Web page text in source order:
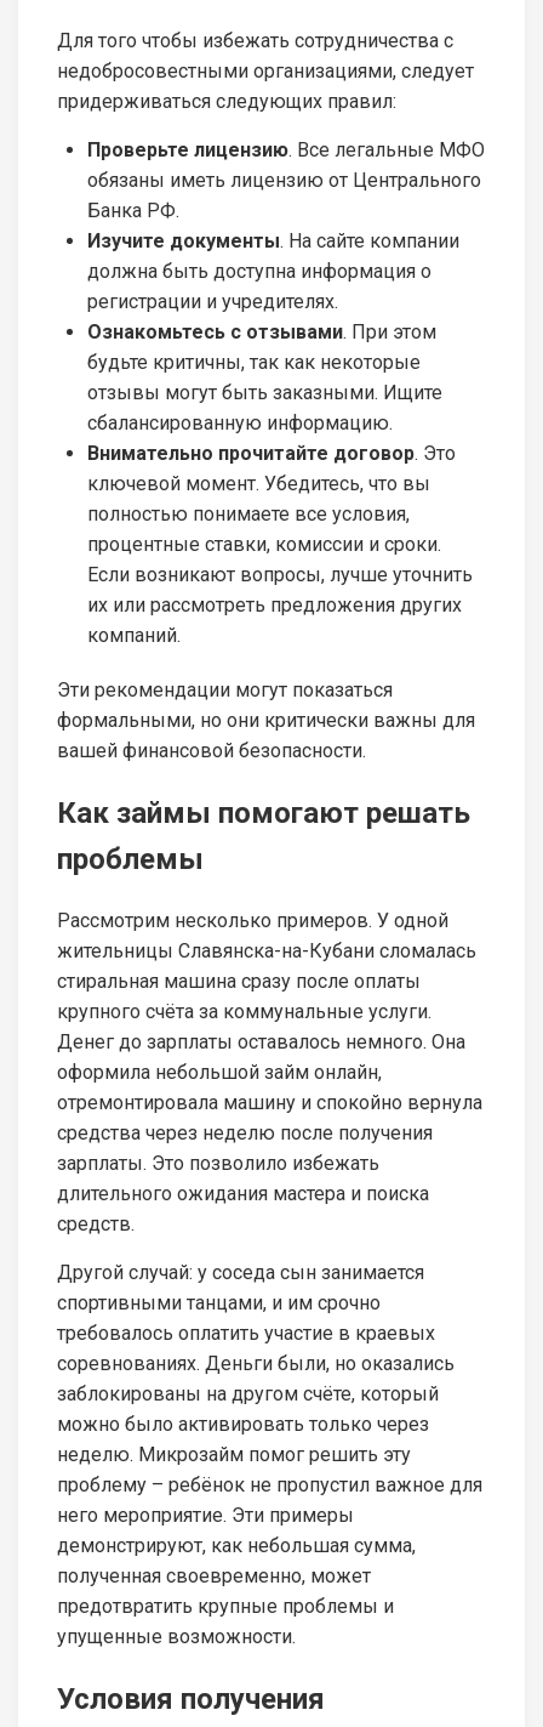
Для того чтобы избежать сотрудничества с
недобросовестными организациями, следует
придерживаться следующих правил:
Проверьте лицензию. Все легальные МФО
обязаны иметь лицензию от Центрального
Банка РФ.
Изучите документы. На сайте компании
должна быть доступна информация о
регистрации и учредителях.
Ознакомьтесь с отзывами. При этом
будьте критичны, так как некоторые
отзывы могут быть заказными. Ищите
сбалансированную информацию.
Внимательно прочитайте договор. Это
ключевой момент. Убедитесь, что вы
полностью понимаете все условия,
процентные ставки, комиссии и сроки.
Если возникают вопросы, лучше уточнить
их или рассмотреть предложения других
компаний.
Эти рекомендации могут показаться
формальными, но они критически важны для
вашей финансовой безопасности.
Как займы помогают решать
проблемы
Рассмотрим несколько примеров. У одной
жительницы Славянска-на-Кубани сломалась
стиральная машина сразу после оплаты
крупного счёта за коммунальные услуги.
Денег до зарплаты оставалось немного. Она
оформила небольшой займ онлайн,
отремонтировала машину и спокойно вернула
средства через неделю после получения
зарплаты. Это позволило избежать
длительного ожидания мастера и поиска
средств.
Другой случай: у соседа сын занимается
спортивными танцами, и им срочно
требовалось оплатить участие в краевых
соревнованиях. Деньги были, но оказались
заблокированы на другом счёте, который
можно было активировать только через
неделю. Микрозайм помог решить эту
проблему – ребёнок не пропустил важное для
него мероприятие. Эти примеры
демонстрируют, как небольшая сумма,
полученная своевременно, может
предотвратить крупные проблемы и
упущенные возможности.
Условия получения